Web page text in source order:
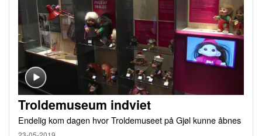
Troldemuseum indviet
Endelig kom dagen hvor Troldemuseet på Gjøl kunne åbnes